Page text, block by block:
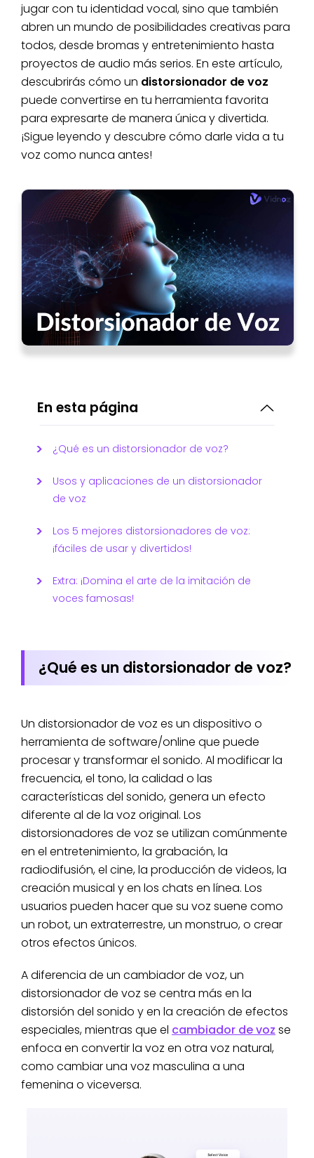
jugar con tu identidad vocal, sino que también
abren un mundo de posibilidades creativas para
todos, desde bromas y entretenimiento hasta
proyectos de audio más serios. En este artículo,
descubrirás cómo un distorsionador de voz
puede convertirse en tu herramienta favorita
para expresarte de manera única y divertida.
¡Sigue leyendo y descubre cómo darle vida a tu
voz como nunca antes!
En esta página
¿Qué es un distorsionador de voz?
Usos y aplicaciones de un distorsionador
de voz
Los 5 mejores distorsionadores de voz:
¡fáciles de usar y divertidos!
Extra: ¡Domina el arte de la imitación de
voces famosas!
¿Qué es un distorsionador de voz?
Un distorsionador de voz es un dispositivo o
herramienta de software/online que puede
procesar y transformar el sonido. Al modificar la
frecuencia, el tono, la calidad o las
características del sonido, genera un efecto
diferente al de la voz original. Los
distorsionadores de voz se utilizan comúnmente
en el entretenimiento, la grabación, la
radiodifusión, el cine, la producción de videos, la
creación musical y en los chats en línea. Los
usuarios pueden hacer que su voz suene como
un robot, un extraterrestre, un monstruo, o crear
otros efectos únicos.
A diferencia de un cambiador de voz, un
distorsionador de voz se centra más en la
distorsión del sonido y en la creación de efectos
especiales, mientras que el cambiador de voz se
enfoca en convertir la voz en otra voz natural,
como cambiar una voz masculina a una
femenina o viceversa.